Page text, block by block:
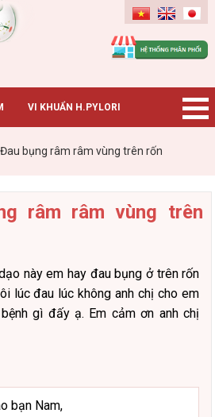
VI KHUẨN H.PYLORI
SỰ KIỆN HƯỚNG DẪN MUA HÀNG
Đau bụng râm râm vùng trên rốn
râm râm vùng trên
này em hay đau bụng ở trên rốn
lúc đau lúc không anh chị cho em
gì đấy ạ. Em cảm ơn anh chị
bạn Nam,